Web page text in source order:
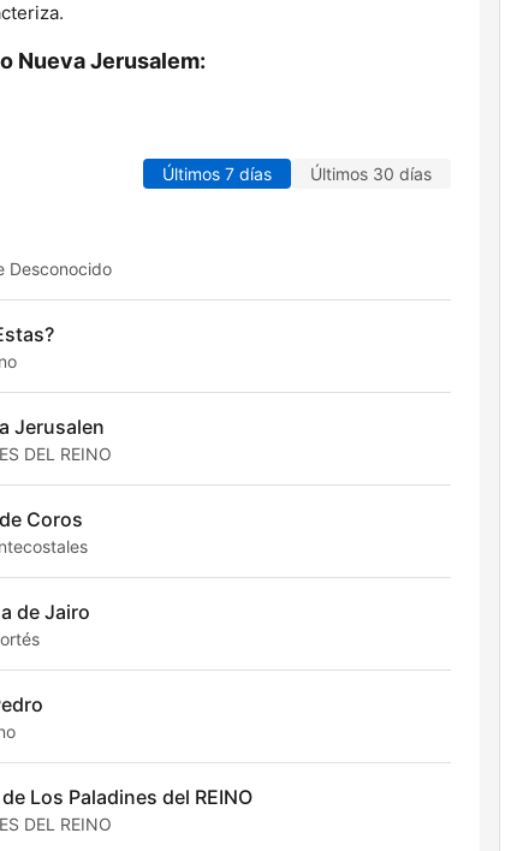
Nueva Jerusalem:
Últimos 7 días Últimos 30 días
Desconocido
Jerusalen
DEL REINO
Coros
de Jairo
Los Paladines del REINO
DEL REINO